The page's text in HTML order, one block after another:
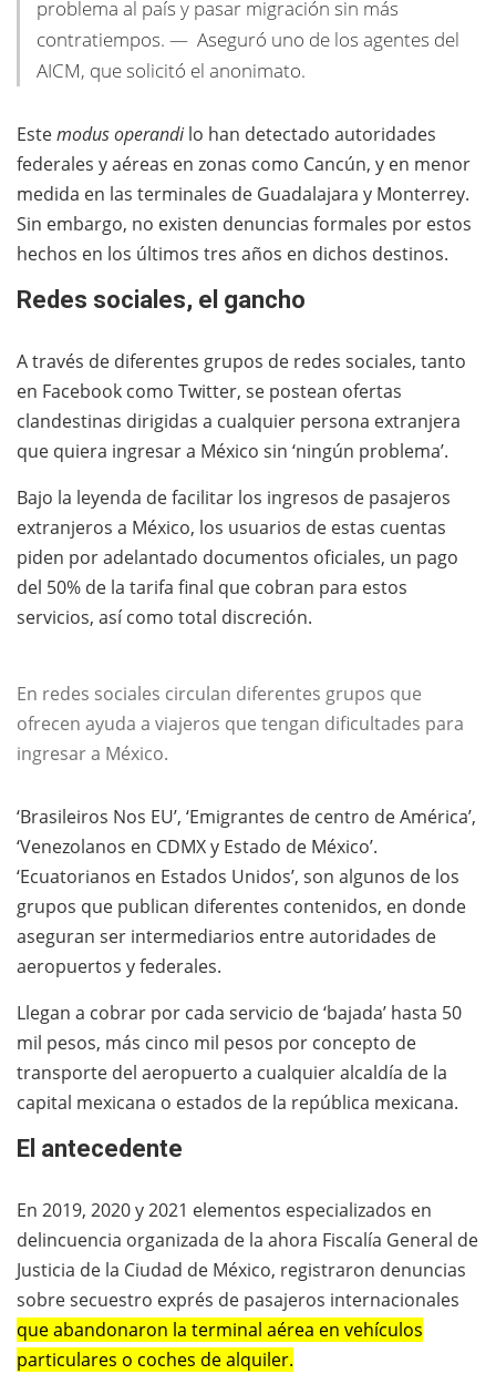
problema al país y pasar migración sin más
contratiempos. — Aseguró uno de los agentes del
AICM, que solicitó el anonimato.
Estemodus operandilo han detectado autoridades
federales y aéreas en zonas como Cancún, y en menor
medida en las terminales de Guadalajara y Monterrey.
Sin embargo, no existen denuncias formales por estos
hechos en los últimos tres años en dichos destinos.
Redes sociales, el gancho
A través de diferentes grupos de redes sociales, tanto
en Facebook como Twitter, se postean ofertas
clandestinas dirigidas a cualquier persona extranjera
que quiera ingresar a México sin ‘ningún problema’.
Bajo la leyenda de facilitar los ingresos de pasajeros
extranjeros a México, los usuarios de estas cuentas
piden por adelantado documentos oficiales, un pago
del 50% de la tarifa final que cobran para estos
servicios, así como total discreción.
En redes sociales circulan diferentes grupos que
ofrecen ayuda a viajeros que tengan dificultades para
ingresar a México.
‘Brasileiros Nos EU’, ‘Emigrantes de centro de América’,
‘Venezolanos en CDMX y Estado de México’.
‘Ecuatorianos en Estados Unidos’, son algunos de los
grupos que publican diferentes contenidos, en donde
aseguran ser intermediarios entre autoridades de
aeropuertos y federales.
Llegan a cobrar por cada servicio de ‘bajada’ hasta 50
mil pesos, más cinco mil pesos por concepto de
transporte del aeropuerto a cualquier alcaldía de la
capital mexicana o estados de la república mexicana.
El antecedente
En 2019, 2020 y 2021 elementos especializados en
delincuencia organizada de la ahora Fiscalía General de
Justicia de la Ciudad de México, registraron denuncias
sobre secuestro exprés de pasajeros internacionales
que abandonaron la terminal aérea en vehículos
particulares o coches de alquiler.